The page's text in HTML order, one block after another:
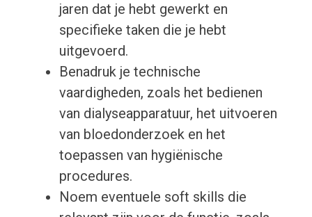
jaren dat je hebt gewerkt en
specifieke taken die je hebt
uitgevoerd.
Benadruk je technische
vaardigheden, zoals het bedienen
van dialyseapparatuur, het uitvoeren
van bloedonderzoek en het
toepassen van hygiënische
procedures.
Noem eventuele soft skills die